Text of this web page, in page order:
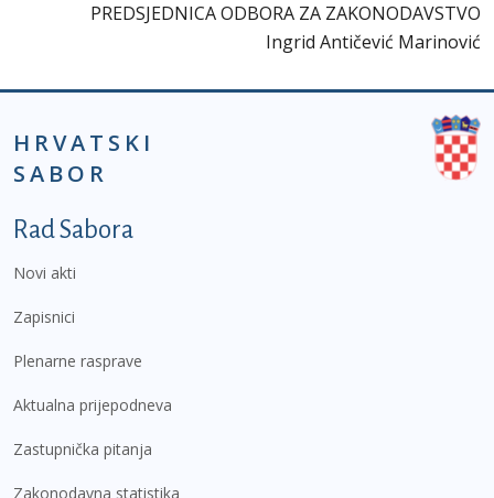
PREDSJEDNICA ODBORA ZA ZAKONODAVSTVO
Ingrid Antičević Marinović
HRVATSKI
SABOR
Podnožje prvi izbornik
Rad Sabora
Novi akti
Zapisnici
Plenarne rasprave
Aktualna prijepodneva
Zastupnička pitanja
Zakonodavna statistika